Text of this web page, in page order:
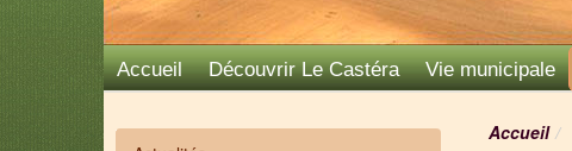
Accueil Découvrir Le Castéra Vie municipale
Accueil